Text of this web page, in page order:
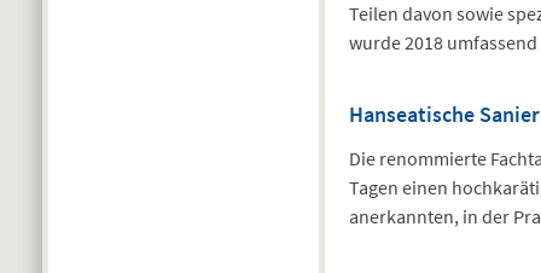
Teilen davon sowie
wurde 2018
Hanseatische
Die renommierte
Tagen einen
anerkannten, in der